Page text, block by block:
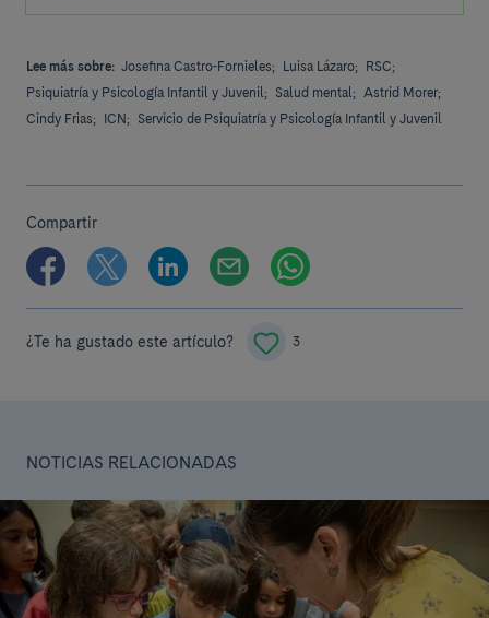
Lee más sobre: Josefina Castro-Fornieles; Luisa Lázaro;
RSC;
Psiquiatría y Psicología Infantil y Juvenil;
Salud mental;
Astrid Morer;
Cindy Frias;
ICN; Servicio de Psiquiatría y Psicología Infantil y Juvenil
Compartir
¿Te ha gustado este artículo? 3
NOTICIAS RELACIONADAS